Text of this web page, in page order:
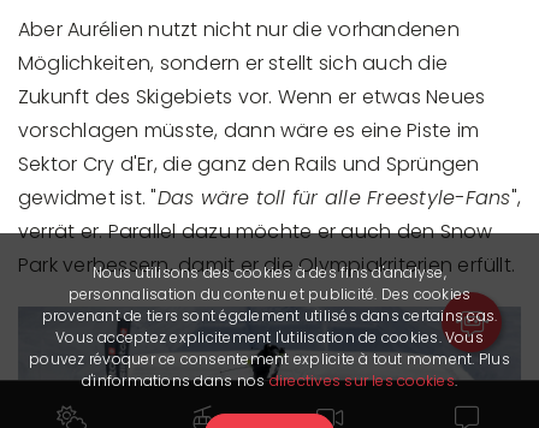
Aber Aurélien nutzt nicht nur die vorhandenen
Möglichkeiten, sondern er stellt sich auch die
Zukunft des Skigebiets vor. Wenn er etwas Neues
vorschlagen müsste, dann wäre es eine Piste im
Sektor Cry d'Er, die ganz den Rails und Sprüngen
gewidmet ist. "Das wäre toll für alle Freestyle-Fans",
verrät er. Parallel dazu möchte er auch den Snow
Park verbessern, damit er die Olympiakriterien erfüllt.
Nous utilisons des cookies à des fins d'analyse,
personnalisation du contenu et publicité. Des cookies
provenant de tiers sont également utilisés dans certains cas.
Vous acceptez explicitement l'utilisation de cookies. Vous
pouvez révoquer ce consentement explicite à tout moment. Plus
d'informations dans nosdirectives sur les cookies.